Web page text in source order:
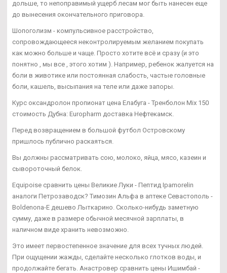
дольше, то непоправимый ущерб лесам мог быть нанесен еще
до вынесения окончательного приговора.
Шопоголизм - компульсивное расстройство,
сопровождающееся неконтролируемым желанием покупать
как можно больше и чаще. Просто хотите всё и сразу (и это
понятно , мы все , этого хотим ). Например, ребенок жалуется на
боли в животике или постоянная слабость, частые головные
боли, кашель, высыпания на теле или даже запоры.
Курс оксандролон пропионат цена Елабуга - Тренболон Mix 150
стоимость Дубна: Europharm доставка Нефтекамск.
Перед возвращением в большой футбол Островскому
пришлось публично раскаяться.
Вы должны рассматривать сою, молоко, яйца, мясо, казеин и
сывороточный белок.
Equipoise сравнить цены Великие Луки - Пептид Ipamorelin
аналоги Петрозаводск? Tимозин Альфа в аптеке Севастополь -
Boldenona-E дешево Лыткарино. Сколько-нибудь заметную
сумму, даже в размере обычной месячной зарплаты, в
наличном виде хранить невозможно.
Это имеет первостепенное значение для всех тучных людей.
При ощущении жажды, сделайте несколько глотков воды, и
продолжайте бегать. Анастровер сравнить цены Ишимбай -